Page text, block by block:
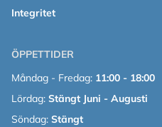
Integritet
ÖPPETTIDER
Måndag - Fredag: 11:00 - 18:00
Lördag: Stängt Juni - Augusti
Söndag: Stängt